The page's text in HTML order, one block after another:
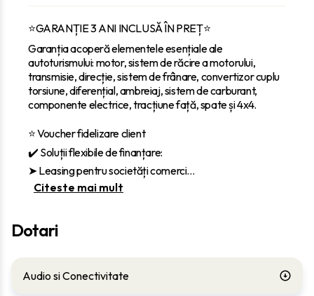
⭐GARANȚIE 3 ANI INCLUSĂ ÎN PREȚ⭐
Garanția acoperă elementele esențiale ale
autoturismului: motor, sistem de răcire a motorului,
transmisie, direcție, sistem de frânare, convertizor cuplu
torsiune, diferențial, ambreiaj, sistem de carburant,
componente electrice, tracțiune față, spate și 4x4.
⭐ Voucher fidelizare client
✔️ Soluții flexibile de finanțare:
‎➤ Leasing pentru societăți comerci...
Citeste mai mult
Dotari
Audio si Conectivitate